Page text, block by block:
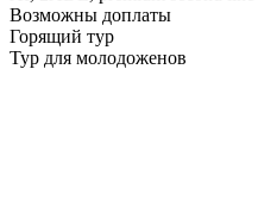
Возможны доплаты
Горящий тур
Тур для молодоженов